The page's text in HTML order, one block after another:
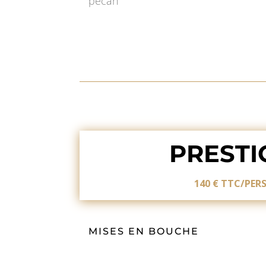
140 € TTC/
MISES EN BOUCHE